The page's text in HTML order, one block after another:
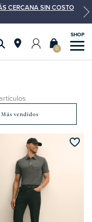
CERCANA SIN COSTO
0